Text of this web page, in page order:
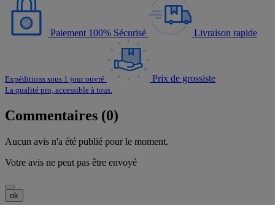
Paiement 100% Sécurisé Livraison rapide
Expéditions sous 1 jour ouvré Prix de grossiste
La qualité pro, accessible à tous.
Commentaires (0)
Aucun avis n'a été publié pour le moment.
Votre avis ne peut pas être envoyé
ok